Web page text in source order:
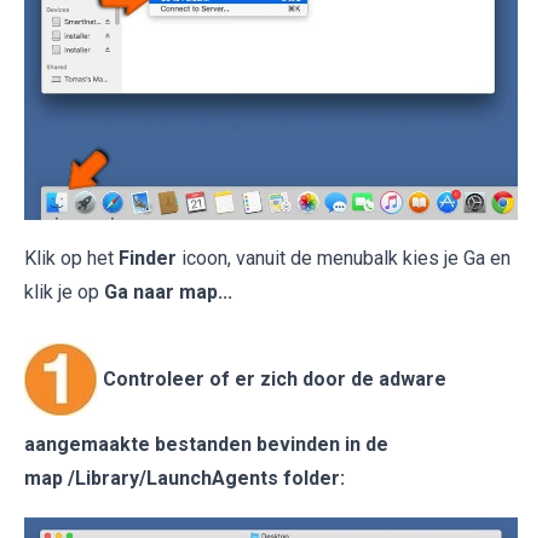
Klik op het Finder icoon, vanuit de menubalk kies je Ga en
klik je op Ga naar map...
Controleer of er zich door de adware
aangemaakte bestanden bevinden in de
map /Library/LaunchAgents folder: